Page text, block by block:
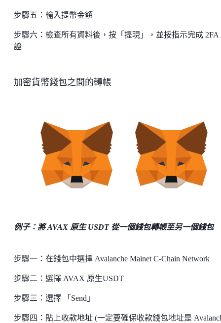
步驟五：輸入提幣金額
步驟六：檢查所有資料後，按「提現」，並按指示完成 2FA
證
加密貨幣錢包之間的轉帳
例子：將 AVAX 原生 USDT 從一個錢包轉帳至另一個錢包
步驟一：在錢包中選擇 Avalanche Mainet C-Chain Network
步驟二：選擇 AVAX 原生USDT
步驟三：選擇 「Send」
步驟四：貼上收款地址 (一定要確保收款錢包地址是